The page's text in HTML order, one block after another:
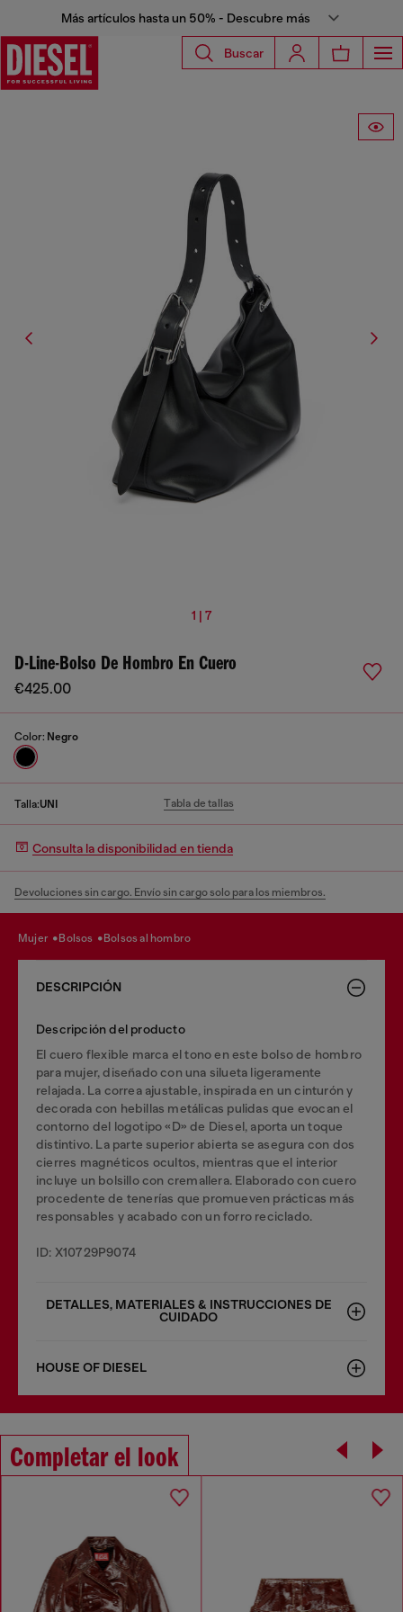
Más artículos hasta un 50% - Descubre más
Buscar
1 | 7
D-Line-Bolso De Hombro En Cuero
€425.00
Color: Negro
Talla:UNI Tabla de tallas
Consulta la disponibilidad en tienda
Devoluciones sin cargo. Envío sin cargo solo para los miembros.
mujer bolsos bolsos al hombro
DESCRIPCIÓN
Descripción del producto
El cuero flexible marca el tono en este bolso de hombro
para mujer, diseñado con una silueta ligeramente
relajada. La correa ajustable, inspirada en un cinturón y
decorada con hebillas metálicas pulidas que evocan el
contorno del logotipo «D» de Diesel, aporta un toque
distintivo. La parte superior abierta se asegura con dos
cierres magnéticos ocultos, mientras que el interior
incluye un bolsillo con cremallera. Elaborado con cuero
procedente de tenerías que promueven prácticas más
responsables y acabado con un forro reciclado.
ID: X10729P9074
DETALLES, MATERIALES & INSTRUCCIONES DE
CUIDADO
HOUSE OF DIESEL
Completar el look